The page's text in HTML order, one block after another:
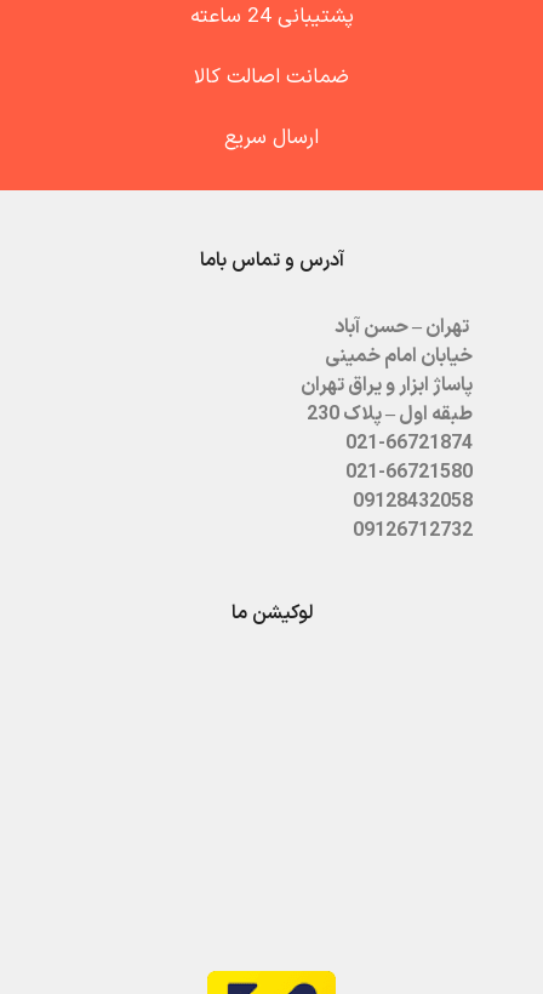
پشتیبانی 24 ساعته
ضمانت اصالت کالا
ارسال سریع
آدرس و تماس باما
تهران – حسن آباد
خیابان امام خمینی
پاساژ ابزار و یراق تهران
طبقه اول – پلاک 230
021-66721874
021-66721580
09128432058
09126712732
لوکیشن ما